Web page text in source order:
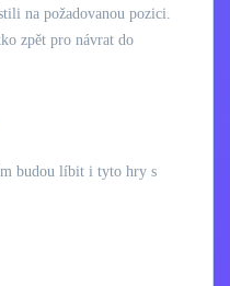
na požadovanou pozici.
zpět pro návrat do
budou líbit i tyto hry s